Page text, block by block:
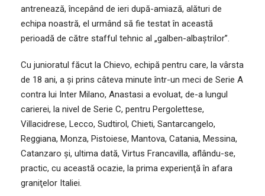
antrenează, începând de ieri după-amiază, alături de
echipa noastră, el urmând să fie testat în această
perioadă de către stafful tehnic al „galben-albaştrilor”.
Cu junioratul făcut la Chievo, echipă pentru care, la vârsta
de 18 ani, a şi prins câteva minute într-un meci de Serie A
contra lui Inter Milano, Anastasi a evoluat, de-a lungul
carierei, la nivel de Serie C, pentru Pergolettese,
Villacidrese, Lecco, Sudtirol, Chieti, Santarcangelo,
Reggiana, Monza, Pistoiese, Mantova, Catania, Messina,
Catanzaro şi, ultima dată, Virtus Francavilla, aflându-se,
practic, cu această ocazie, la prima experienţă în afara
graniţelor Italiei.